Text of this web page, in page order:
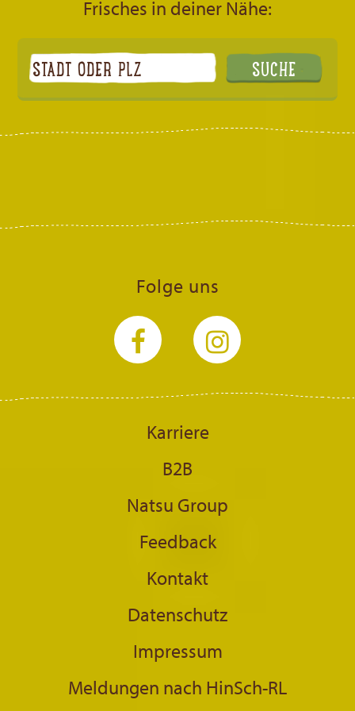
Frisches in deiner Nähe:
Folge uns
Karriere
B2B
Natsu Group
Feedback
Kontakt
Datenschutz
Impressum
Meldungen nach HinSch-RL